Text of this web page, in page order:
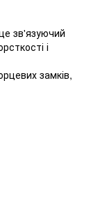
зв'язуючий
і
замків,